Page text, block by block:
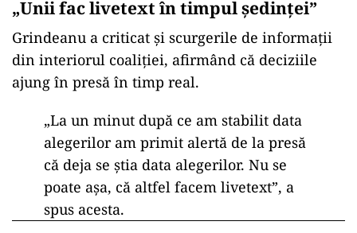
„Unii fac livetext în timpulședinței”
Grindeanu a criticat și scurgerile de informații
din interiorul coaliției, afirmând că deciziile
ajung în presă în timp real.
„La un minut după ce am stabilit data
alegerilor am primit alertă de la presă
că deja se știa data alegerilor. Nu se
poate așa, că altfel facem livetext”, a
spus acesta.